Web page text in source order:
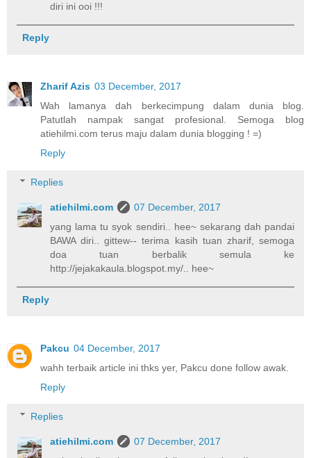
diri ini ooi !!!
Reply
Zharif Azis 03 December, 2017
Wah lamanya dah berkecimpung dalam dunia blog.
Patutlah nampak sangat profesional. Semoga blog
atiehilmi.com terus maju dalam dunia blogging ! =)
Reply
Replies
atiehilmi.com
07 December, 2017
yang lama tu syok sendiri.. hee~ sekarang dah pandai
BAWA diri.. gittew-- terima kasih tuan zharif, semoga
doa tuan berbalik semula ke
http://jejakakaula.blogspot.my/.. hee~
Reply
Pakcu 04 December, 2017
wahh terbaik article ini thks yer, Pakcu done follow awak.
Reply
Replies
atiehilmi.com
07 December, 2017